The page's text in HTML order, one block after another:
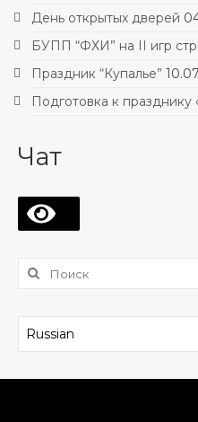
День открытых дверей
БУПП “ФХИ” на II игр
Праздник “Купалье”
Подготовка к празднику
Чат
⠀
Поиск: